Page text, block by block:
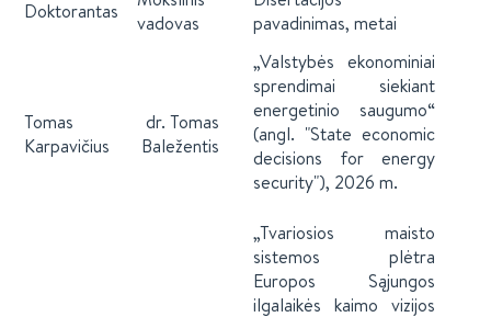
Doktorantas
vadovas
pavadinimas, metai
Tomas
Karpavičius
dr. Tomas
Baležentis
„Valstybės ekonominiai
sprendimai siekiant
energetinio saugumo“
(angl. "State economic
decisions for energy
security"), 2026 m.
„Tvariosios maisto
sistemos plėtra
Europos Sąjungos
ilgalaikės kaimo vizijos